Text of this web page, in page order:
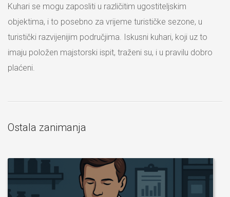
Kuhari se mogu zaposliti u različitim ugostiteljskim
objektima, i to posebno za vrijeme turističke sezone, u
turistički razvijenijim područjima. Iskusni kuhari, koji uz to
imaju položen majstorski ispit, traženi su, i u pravilu dobro
plaćeni.
Ostala zanimanja